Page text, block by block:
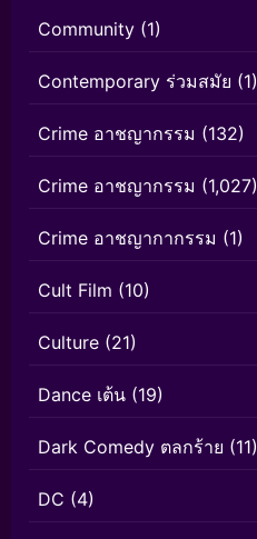
Community (1)
Contemporary ร่วมสมัย (1)
Crime อาชญากรรม (132)
Crime อาชญากรรม (1,027)
Crime อาชญากากรรม (1)
Cult Film (10)
Culture (21)
Dance เต้น (19)
Dark Comedy ตลกร้าย (11)
DC (4)